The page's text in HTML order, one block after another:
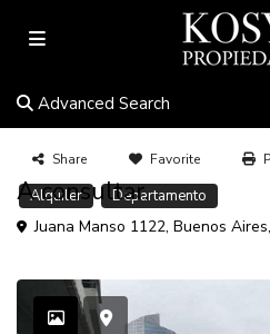
Advanced Search
Alquiler Departamento
A consultar.
Juana Manso 1122,Buenos Aires
Share Favorite